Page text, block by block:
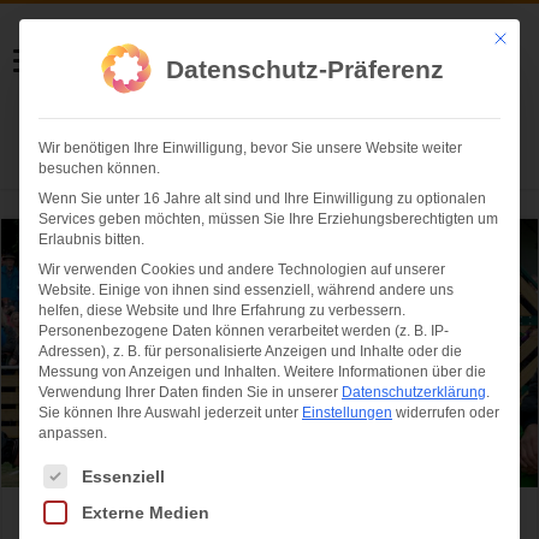
Helmut Swoboda
Fotografie
Herzlich willkommen
Peter Maffay Stiftung: Ein Platz für Kinder
Mit
Datenschutz-Präferenz
Wir benötigen Ihre Einwilligung, bevor Sie unsere Website weiter
besuchen können.
Wenn Sie unter 16 Jahre alt sind und Ihre Einwilligung zu optionalen
Services geben möchten, müssen Sie Ihre Erziehungsberechtigten um
Erlaubnis bitten.
Wir verwenden Cookies und andere Technologien auf unserer
Website. Einige von ihnen sind essenziell, während andere uns
helfen, diese Website und Ihre Erfahrung zu verbessern.
Personenbezogene Daten können verarbeitet werden (z. B. IP-
Adressen), z. B. für personalisierte Anzeigen und Inhalte oder die
Messung von Anzeigen und Inhalten. Weitere Informationen über die
Verwendung Ihrer Daten finden Sie in unserer Datenschutzerklärung.
Sie können Ihre Auswahl jederzeit unter Einstellungen widerrufen oder
anpassen.
Es folgt eine Liste der Service-Gruppen, für die eine Einwilligung
Essenziell
Externe Medien